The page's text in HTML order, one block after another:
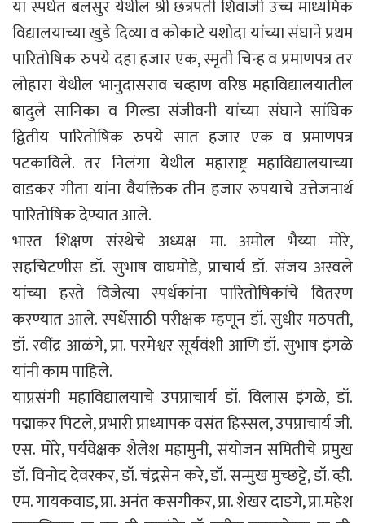
या स्पर्धेत बलसुर येथील श्री छत्रपती शिवाजी उच्च माध्यमिक
विद्यालयाच्या खुडे दिव्या व कोकाटे यशोदा यांच्या संघाने प्रथम
पारितोषिक रुपये दहा हजार एक, स्मृती चिन्ह व प्रमाणपत्र तर
लोहारा येथील भानुदासराव चव्हाण वरिष्ठ महाविद्यालयातील
बादुले सानिका व गिल्डा संजीवनी यांच्या संघाने सांघिक
द्वितीय पारितोषिक रुपये सात हजार एक व प्रमाणपत्र
पटकाविले. तर निलंगा येथील महाराष्ट्र महाविद्यालयाच्या
वाडकर गीता यांना वैयक्तिक तीन हजार रुपयाचे उत्तेजनार्थ
पारितोषिक देण्यात आले.
भारत शिक्षण संस्थेचे अध्यक्ष मा. अमोल भैय्या मोरे,
सहचिटणीस डॉ. सुभाष वाघमोडे, प्राचार्य डॉ. संजय अस्वले
यांच्या हस्ते विजेत्या स्पर्धकांना पारितोषिकांचे वितरण
करण्यात आले. स्पर्धेसाठी परीक्षक म्हणून डॉ. सुधीर मठपती,
डॉ. रवींद्र आळंगे, प्रा. परमेश्वर सूर्यवंशी आणि डॉ. सुभाष इंगळे
यांनी काम पाहिले.
याप्रसंगी महाविद्यालयाचे उपप्राचार्य डॉ. विलास इंगळे, डॉ.
पद्माकर पिटले, प्रभारी प्राध्यापक वसंत हिस्सल, उपप्राचार्य जी.
एस. मोरे, पर्यवेक्षक शैलेश महामुनी, संयोजन समितीचे प्रमुख
डॉ. विनोद देवरकर, डॉ. चंद्रसेन करे, डॉ. सन्मुख मुच्छट्टे, डॉ. व्ही.
एम. गायकवाड, प्रा. अनंत कसगीकर, प्रा. शेखर दाडगे, प्रा.महेश